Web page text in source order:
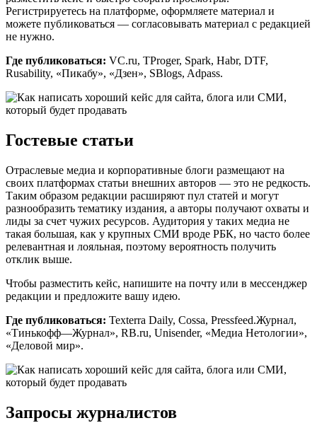
Регистрируетесь на платформе, оформляете материал и
можете публиковаться — согласовывать материал с редакцией
не нужно.
Где публиковаться: VC.ru, TProger, Spark, Habr, DTF,
Rusability, «Пикабу», «Дзен», SBlogs, Adpass.
Гостевые статьи
Отраслевые медиа и корпоративные блоги размещают на
своих платформах статьи внешних авторов — это не редкость.
Таким образом редакции расширяют пул статей и могут
разнообразить тематику издания, а авторы получают охваты и
лиды за счет чужих ресурсов. Аудитория у таких медиа не
такая большая, как у крупных СМИ вроде РБК, но часто более
релевантная и лояльная, поэтому вероятность получить
отклик выше.
Чтобы разместить кейс, напишите на почту или в мессенджер
редакции и предложите вашу идею.
Где публиковаться: Texterra Daily, Cossa, Pressfeed.Журнал,
«Тинькофф—Журнал», RB.ru, Unisender, «Медиа Нетологии»,
«Деловой мир».
Запросы журналистов